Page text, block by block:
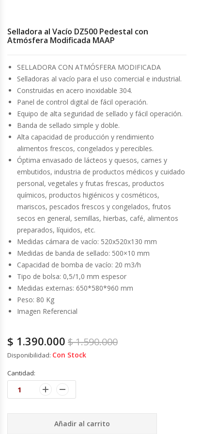
Congeladoras Tapa De Vidrio
Congeladoras Tapa Dura
Congeladores Verticales
Coolers / Visicoolers
Cortadoras De Fiambre
Cortadoras De Huesos
Cutters
Dispensadores De Salsas
Embutidoras
Estanterías Y Repisas
Exhibidoras De Productos Calientes
Expendedoras De Jugo
Exprimidoras De Cítricos
Selladora al Vacío DZ500 Pedestal con
Atmósfera Modificada MAAP
SELLADORA CON ATMÓSFERA MODIFICADA
Selladoras al vacío para el uso comercial e industrial.
Construidas en acero inoxidable 304.
Panel de control digital de fácil operación.
Equipo de alta seguridad de sellado y fácil operación.
Banda de sellado simple y doble.
Alta capacidad de producción y rendimiento
alimentos frescos, congelados y perecibles.
Óptima envasado de lácteos y quesos, carnes y
embutidos, industria de productos médicos y cuidado
personal, vegetales y frutas frescas, productos
químicos, productos higiénicos y cosméticos,
mariscos, pescados frescos y congelados, frutos
secos en general, semillas, hierbas, café, alimentos
preparados, líquidos, etc.
Medidas cámara de vacío: 520x520x130 mm
Medidas de banda de sellado: 500×10 mm
Capacidad de bomba de vacío: 20 m3/h
Tipo de bolsa: 0,5/1,0 mm espesor
Medidas externas: 650*580*960 mm
Peso: 80 Kg
Imagen Referencial
$1.590.000
$ 1.390.000
Disponibilidad: Con Stock
Cantidad:
Añadir al carrito